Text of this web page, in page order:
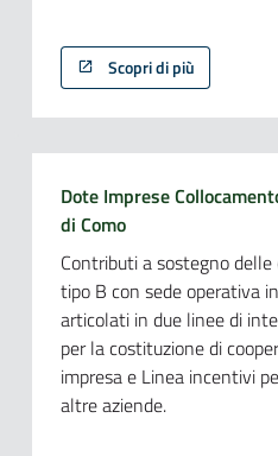
Scopri di più
Dote Imprese
di Como
Contributi a sostegno
tipo B con sede operativa
articolati in due linee di
per la costituzione di
impresa e Linea incentivi
altre aziende.